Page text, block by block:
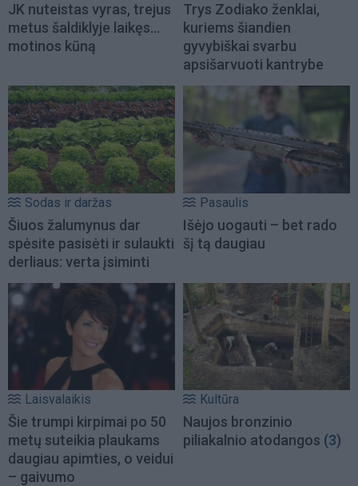
JK nuteistas vyras, trejus
metus šaldiklyje laikęs...
motinos kūną
Trys Zodiako ženklai,
kuriems šiandien
gyvybiškai svarbu
apsišarvuoti kantrybe
Sodas ir daržas
Šiuos žalumynus dar
spėsite pasisėti ir sulaukti
derliaus: verta įsiminti
Pasaulis
Išėjo uogauti – bet rado
šį tą daugiau
Laisvalaikis
Šie trumpi kirpimai po 50
metų suteikia plaukams
daugiau apimties, o veidui
– gaivumo
Kultūra
Naujos bronzinio
piliakalnio atodangos (3)